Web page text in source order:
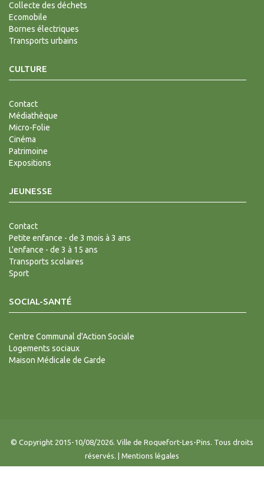
Collecte des déchets
Ecomobile
Bornes électriques
Transports urbains
CULTURE
Contact
Médiathèque
Micro-Folie
Cinéma
Patrimoine
Expositions
JEUNESSE
Contact
Petite enfance - de 3 mois à 3 ans
L'enfance - de 3 à 15 ans
Transports scolaires
Sport
SOCIAL-SANTÉ
Centre Communal d'Action Sociale
Logements sociaux
Maison Médicale de Garde
© Copyright 2015-10/08/2026. Ville de Roquefort-Les-Pins. Tous droits
réservés. | Mentions légales